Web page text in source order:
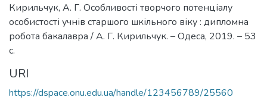
Кирильчук, А. Г. Особливості творчого потенціалу
особистості учнів старшого шкільного віку : дипломна
робота бакалавра / А. Г. Кирильчук. – Одеса, 2019. – 53
с.
URI
https://dspace.onu.edu.ua/handle/123456789/25560